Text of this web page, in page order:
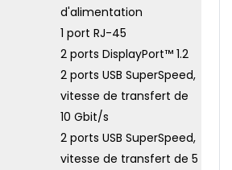
d'alimentation
1 port RJ-45
2 ports DisplayPort™ 1.2
2 ports USB SuperSpeed,
vitesse de transfert de
10 Gbit/s
2 ports USB SuperSpeed,
vitesse de transfert de 5